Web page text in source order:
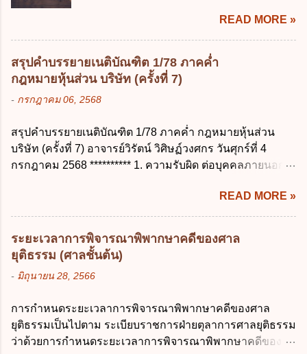
ลบข้อมูลส่วนบุคคล ข. ขอให้ทำลายข้อมูล
ส่วนบุคคล ค. ทำให้ข้อมูลส่วนบุคคลไม่
สามารถระบุถึงตนได้ ง. ถูกทุกข้อ ข้อ 45
เงื่อนไข ในการใช้สิทธิลบข้อมูลส่วนบุคคล ข้อ
ส่วนบุคคลที่ไม่สมบูรณ์ ค. เจ้าของข้อมูลส่วน
บุคคลถอนความยินยอมในการเก็บรวบรวม
ใช้หรือเปิดเผยข้อมูลส่วนบุคคล ง. ข้อมูลส่วน
บุคคลได้ถูกใช้ประมวลผลโดยไม่ชอบด้วย
ปฏิบัติการวิจัย หรือดูงาน ข้อ 12 ข้อใด ไม่ ถูก
ต้องเกี่ยวกับการลาไปช่วยเหลือภริยาที่คลอด
บุตร ก. ต้องเป็นภริยาโดยชอบด้วยกฎหมาย ข.
ลาได้เพียงครั้งเดียว ค. ต้องลาภายใน 90 วัน
นับแต่วันที่คลอดบุตร ง. ลาได้ครั้งหนึ่งติดต่อ
กันไม่เกิน 15 วันทำการ ข้อ 13 สิทธิลากิจส่วน
เกิน 90 วัน ข. ลาต่อเนื่องจากการคลอดบุตรได้
ไม่เกิน 90 วันทำการ ค. ลาได้ไม่เกิน 120 วัน
ง. ลาต่อเนื่องจากการคลอดบุตรได้ไม่เกิน 150
รัฐมนตรี ว่าด้วยการลาของข้าราชการ พ.ศ.
2555 กำหนดให้ข้าราชการที่รับราชการติดต่อ
กันมาแล้วไม่น้อยกว่า 10 ปี มีสิทธินำวันลาพัก
ผ่อนสะสมรวมกับวันลาพักผ่อนในปีปัจจุบันได้
15 การลาติดตามคู่สมรส ต้องมีระยะเวลาไม่
เกินกำหนดในข้อใดเพื่อมิให้มีผลเป็นการลา
ออกจากราชการ ก. ไม่เกิน 2 ปี ข. ไม่เกิน 3...
READ MORE »
สรุปคำบรรยายเนติบัณฑิต 1/78 ภาคค่ำ
กฎหมายหุ้นส่วน บริษัท (ครั้งที่ 7)
- กรกฎาคม 06, 2568
สรุปคำบรรยายเนติบัณฑิต 1/78 ภาคค่ำ กฎหมายหุ้นส่วน
บริษัท (ครั้งที่ 7) อาจารย์วิรัตน์ วิศิษฏ์วงศกร วันศุกร์ที่ 4
กรกฎาคม 2568 ********** 1. ความรับผิด ต่อบุคคลภายนอก
คนใดคนหนึ่งได้จัดทำไปในทางที่เป็น ธรรมดาการค้าขาย
ของห้างหุ้นส่วน ม.1050 , 1025 โดยพิจารณาตามสภาพแห่ง
กิจการ การงานของห้าง และประเพณีทางการค้า -หุ้นส่วน
ต้องจัดการในนามของห้าง ไม่ว่าจะมีมูลเหตุจูงใจเพราะทุจริต
หรือมีอำนาจจัดการหรือไม่ก็ตาม จึงเป็นไปตามหลักกฎหมาย
ปิดปากหุ้นส่วนคนอื่น และหลักลูกหนี้ร่วมตามม.291 เพื่อ
เกิดมูลหนี้ใดก็ตาม รวมถึงมูลละเมิด 1.1) กรณีห้างหุ้นส่วน
สามัญจดทะเบียน เมื่อห้าง ผิดนัด ชำระหนี้ เจ้าหนี้ของห้างฯ
ชอบที่จะเรียกให้ชำระหนี้เอาแต่ผู้เป็นหุ้นส่วนคนใคคนหนึ่ง
READ MORE »
ระยะเวลาการพิจารณาพิพากษาคดีของศาล
ยุติธรรม (ศาลชั้นต้น)
- มิถุนายน 28, 2566
การกำหนดระยะเวลาการพิจารณาพิพากษาคดีของศาล
ยุติธรรมเป็นไปตาม ระเบียบราชการฝ่ายตุลาการศาลยุติธรรม
ว่าด้วยการกำหนดระยะเวลาการพิจารณาพิพากษาคดีของ